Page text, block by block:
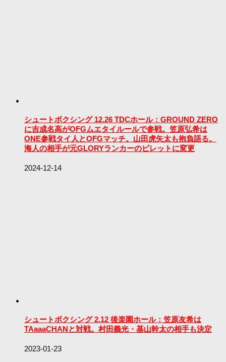
シュートボクシング 12.26 TDCホール：GROUND ZERO
に吉成名高がOFGムエタイルールで参戦。笠原弘希は
ONE参戦タイ人とOFGマッチ。山田虎矢太も抱負語る。
海人の相手が元GLORYランカーのビレットに変更
2024-12-14
シュートボクシング 2.12 後楽園ホール：笠原友希は
TAaaaCHANと対戦。村田義光・基山幹太の相手も決定
2023-01-23